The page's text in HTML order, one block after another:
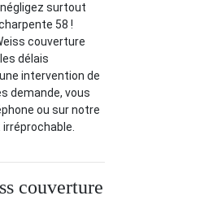
surtout
58 !
couverture
délais
intervention de
demande, vous
ou sur notre
couverture